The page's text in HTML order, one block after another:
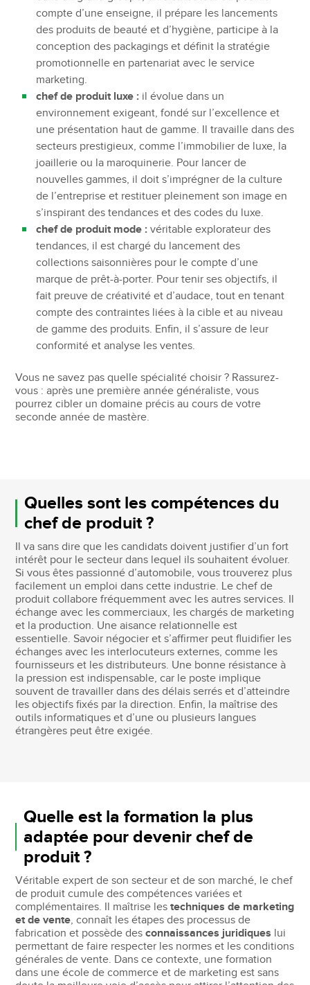
compte d’une enseigne, il prépare les lancements
des produits de beauté et d’hygiène, participe à la
conception des packagings et définit la stratégie
promotionnelle en partenariat avec le service
marketing.
chef de produit luxe : il évolue dans un
environnement exigeant, fondé sur l’excellence et
une présentation haut de gamme. Il travaille dans des
secteurs prestigieux, comme l’immobilier de luxe, la
joaillerie ou la maroquinerie. Pour lancer de
nouvelles gammes, il doit s’imprégner de la culture
de l’entreprise et restituer pleinement son image en
s’inspirant des tendances et des codes du luxe.
chef de produit mode :véritable explorateur des
tendances, il est chargé du lancement des
collections saisonnières pour le compte d’une
marque de prêt-à-porter. Pour tenir ses objectifs, il
fait preuve de créativité et d’audace, tout en tenant
compte des contraintes liées à la cible et au niveau
de gamme des produits. Enfin, il s’assure de leur
conformité et analyse les ventes.
Vous ne savez pas quelle spécialité choisir ? Rassurez-
vous : après une première année généraliste, vous
pourrez cibler un domaine précis au cours de votre
seconde année de mastère.
Quelles sont les compétences du
chef de produit ?
Il va sans dire que les candidats doivent justifier d’un fort
intérêt pour le secteur dans lequel ils souhaitent évoluer.
Si vous êtes passionné d’automobile, vous trouverez plus
facilement un emploi dans cette industrie. Le chef de
produit collabore fréquemment avec les autres services. Il
échange avec les commerciaux, les chargés de marketing
et la production. Une aisance relationnelle est
essentielle. Savoir négocier et s’affirmer peut fluidifier les
échanges avec les interlocuteurs externes, comme les
fournisseurs et les distributeurs. Une bonne résistance à
la pression est indispensable, car le poste implique
souvent de travailler dans des délais serrés et d’atteindre
les objectifs fixés par la direction. Enfin, la maîtrise des
outils informatiques et d’une ou plusieurs langues
étrangères peut être exigée.
Quelle est la formation la plus
adaptée pour devenir chef de
produit ?
Véritable expert de son secteur et de son marché, le chef
de produit cumule des compétences variées et
complémentaires. Il maîtrise les techniques de marketing
et de vente, connaît les étapes des processus de
fabrication et possède desconnaissances juridiques lui
permettant de faire respecter les normes et les conditions
générales de vente. Dans ce contexte, une formation
dans une école de commerce et de marketing est sans